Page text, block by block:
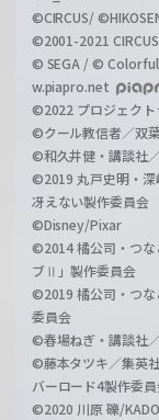
©CIRCUS/
©2001-2021 CIRCUS
© SEGA / ©
w.piapro.net
©2022 プロジェクト
©クール教信者／双
©和久井健・講談社
©2019 丸戸史明・深
冴えない製作委員会
©Disney/Pixar
©2014 橘公司・つな
ブⅡ」製作委員会
©2019 橘公司・つな
委員会
©春場ねぎ・講談社
©藤本タツキ／集英
バーロード4製作委
©2020 川原 礫/